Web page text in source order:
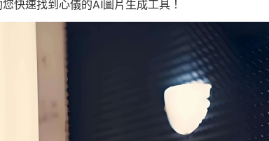
快速找到心儀的AI圖片生成工具！